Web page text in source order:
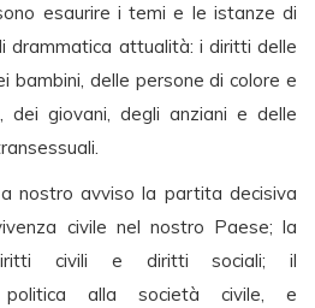
esaurire i temi e le istanze di
drammatica attualità: i diritti delle
bambini, delle persone di colore e
dei giovani, degli anziani e delle
nostro avviso la partita decisiva
civile nel nostro Paese; la
civili e diritti sociali; il
politica alla società civile, e